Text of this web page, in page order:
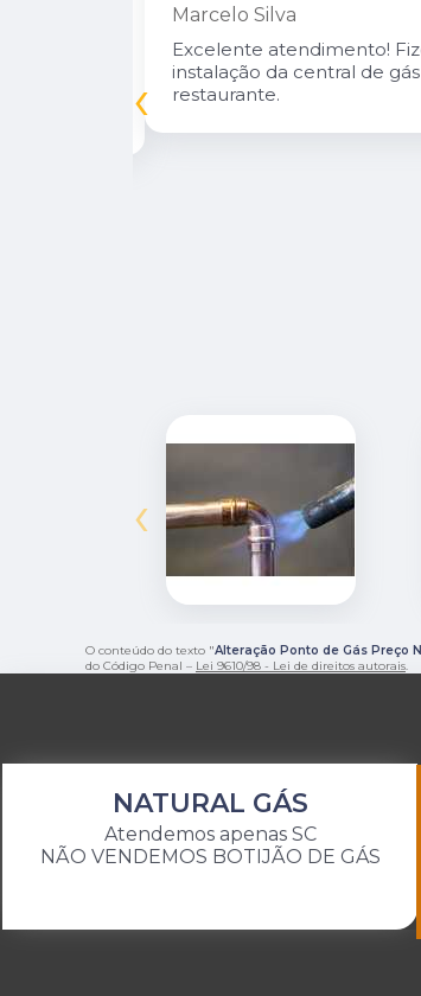
Marcelo Silva
Excelente atendimento!
instalação da central de
restaurante.
‹
‹
O conteúdo do texto "Alteração Ponto de Gás Preço
do Código Penal – Lei 9610/98 - Lei de direitos autorais.
NATURAL GÁS
Atendemos apenas SC
NÃO VENDEMOS BOTIJÃO DE GÁS